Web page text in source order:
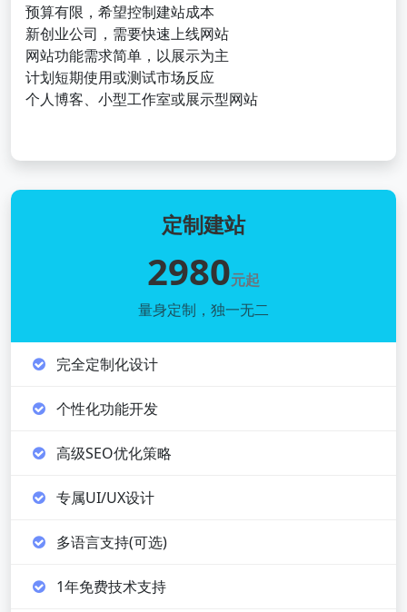
预算有限，希望控制建站成本
新创业公司，需要快速上线网站
网站功能需求简单，以展示为主
计划短期使用或测试市场反应
个人博客、小型工作室或展示型网站
定制建站
2980元起
量身定制，独一无二
完全定制化设计
个性化功能开发
高级SEO优化策略
专属UI/UX设计
多语言支持(可选)
1年免费技术支持